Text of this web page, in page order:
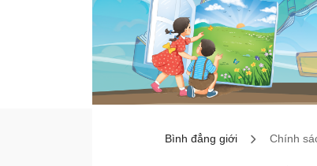
Bình đẳng giới Chính